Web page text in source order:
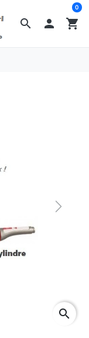
search  shopping_cart
0
Next
search